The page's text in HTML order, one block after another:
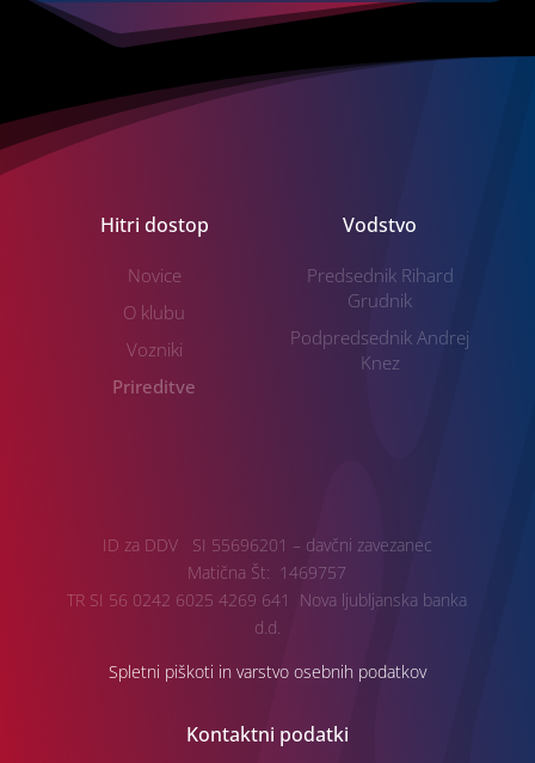
Hitri dostop
Novice
O klubu
Vozniki
Prireditve
Vodstvo
Predsednik Rihard
Grudnik
Podpredsednik Andrej
Knez
ID za DDV SI 55696201 – davčni zavezanec
Matična Št: 1469757
TR SI 56 0242 6025 4269 641 Nova ljubljanska banka
d.d.
Spletni piškoti in varstvo osebnih podatkov
Kontaktni podatki